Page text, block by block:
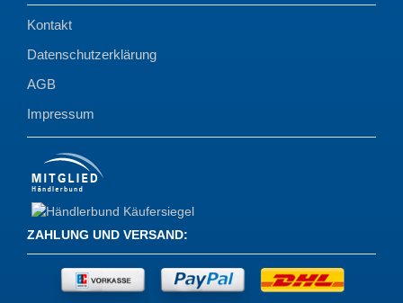
Kontakt
Datenschutzerklärung
AGB
Impressum
ZAHLUNG UND VERSAND: